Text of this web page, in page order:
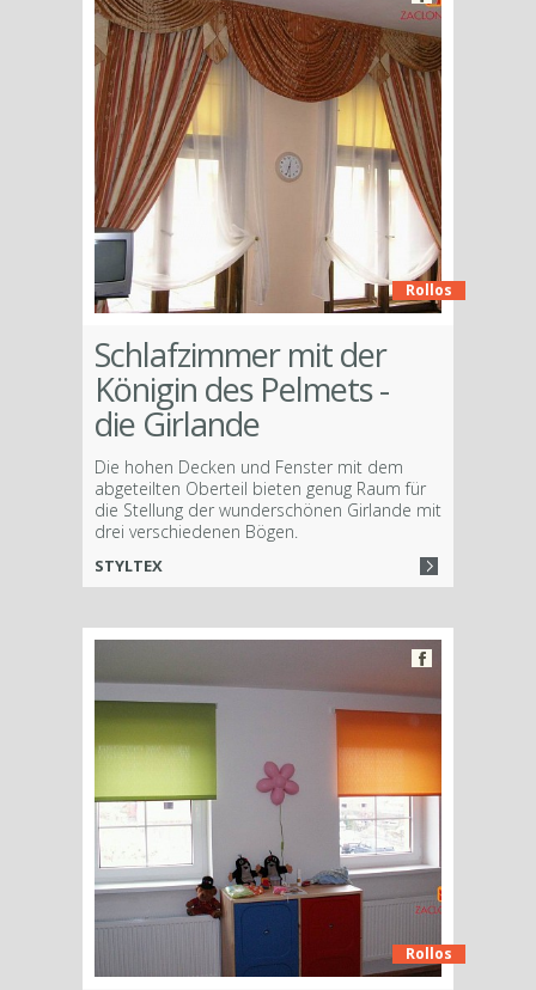
Rollos
Schlafzimmer mit der
Königin des Pelmets -
die Girlande
Die hohen Decken und Fenster mit dem
abgeteilten Oberteil bieten genug Raum für
die Stellung der wunderschönen Girlande mit
drei verschiedenen Bögen.
STYLTEX
Rollos